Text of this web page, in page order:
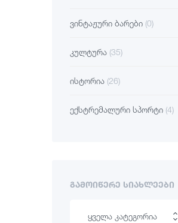
ვინტაჟური ბარები (0)
კულტურა (35)
ისტორია (26)
ექსტრემალური სპორტი (4)
ᲒᲐᲛᲝᲘᲬᲔᲠᲔ ᲡᲘᲐᲮᲚᲔᲔᲑᲘ
ყველა კატეგორია